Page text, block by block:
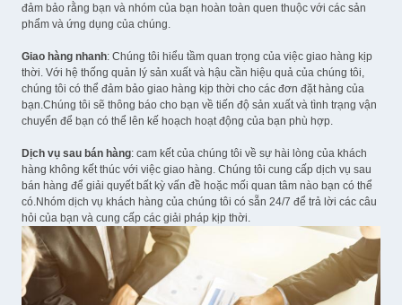
đảm bảo rằng bạn và nhóm của bạn hoàn toàn quen thuộc với các sản
phẩm và ứng dụng của chúng.
Giao hàng nhanh: Chúng tôi hiểu tầm quan trọng của việc giao hàng kịp
thời. Với hệ thống quản lý sản xuất và hậu cần hiệu quả của chúng tôi,
chúng tôi có thể đảm bảo giao hàng kịp thời cho các đơn đặt hàng của
bạn.Chúng tôi sẽ thông báo cho bạn về tiến độ sản xuất và tình trạng vận
chuyển để bạn có thể lên kế hoạch hoạt động của bạn phù hợp.
Dịch vụ sau bán hàng: cam kết của chúng tôi về sự hài lòng của khách
hàng không kết thúc với việc giao hàng. Chúng tôi cung cấp dịch vụ sau
bán hàng để giải quyết bất kỳ vấn đề hoặc mối quan tâm nào bạn có thể
có.Nhóm dịch vụ khách hàng của chúng tôi có sẵn 24/7 để trả lời các câu
hỏi của bạn và cung cấp các giải pháp kịp thời.